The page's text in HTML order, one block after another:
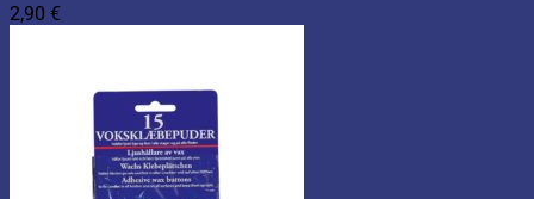
2,90 €